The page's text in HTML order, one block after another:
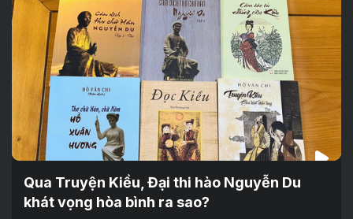
Qua Truyện Kiều, Đại thi hào Nguyễn Du
khát vọng hòa bình ra sao?